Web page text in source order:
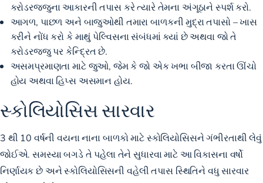
કરોડરજ્જુના આકારની તપાસ કરે ત્યારે તેમના અંગૂઠાને સ્પર્શ કરો.
આગળ, પાછળ અને બાજુઓથી તમારા બાળકની મુદ્રા તપાસો – ખાસ
કરીને નોંધ કરો કે માથું પેલ્વિસના સંબંધમાં ક્યાં છે અથવા જો તે
કરોડરજ્જુ પર કેન્દ્રિત છે.
અસમપ્રમાણતા માટે જુઓ, જેમ કે જો એક ખભા બીજા કરતા ઊંચો
હોય અથવા હિપ્સ અસમાન હોય.
સ્કોલિયોસિસ સારવાર
3 થી 10 વર્ષની વયના નાના બાળકો માટે સ્કોલિયોસિસને ગંભીરતાથી લેવું
જોઈએ. સમસ્યા બગડે તે પહેલા તેને સુધારવા માટે આ વિકાસના વર્ષો
નિર્ણાયક છે અને સ્કોલિયોસિસની વહેલી તપાસ સ્થિતિને વધુ સારવાર